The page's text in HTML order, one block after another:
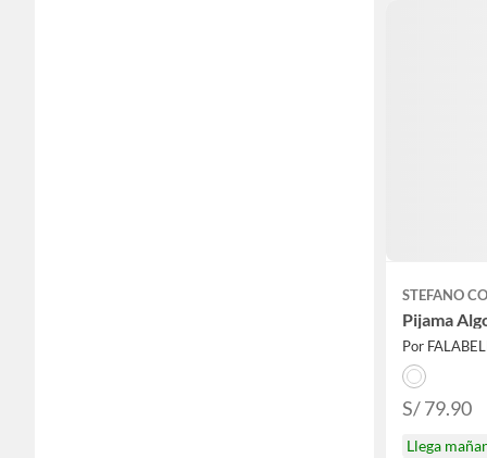
STEFANO
Pijama
Por
S/ 79.90
Llega